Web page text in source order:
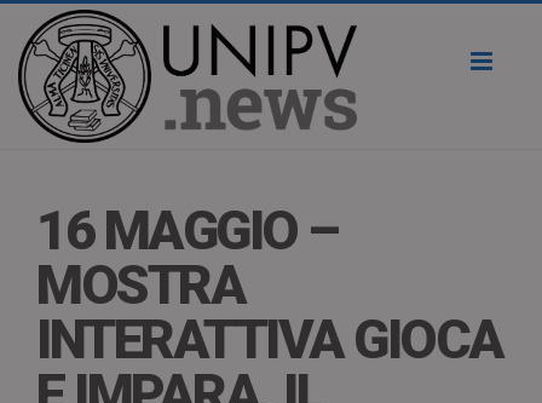
16 MAGGIO –
MOSTRA
INTERATTIVA GIOCA